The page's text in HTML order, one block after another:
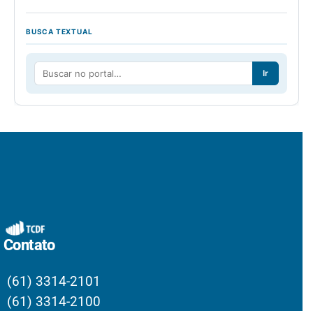
BUSCA TEXTUAL
Ir
Contato
(61) 3314-2101
(61) 3314-2100